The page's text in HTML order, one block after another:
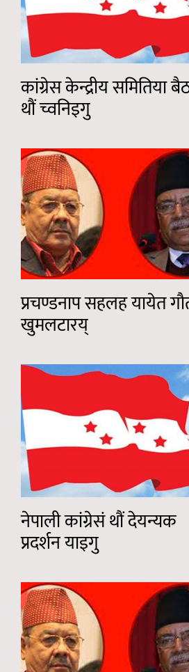
कांग्रेस केन्द्रीय समितिया
थौं च्वनिइगु
प्रचण्डनाप सहलह यायेत
खुमलटारय्
नेपाली कांग्रेसं थौं देयन्यक
प्रदर्शन याइगु